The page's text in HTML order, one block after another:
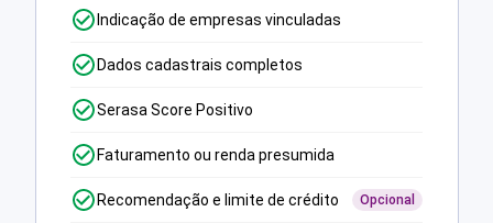
Indicação de empresas vinculadas
Dados cadastrais completos
Serasa Score Positivo
Faturamento ou renda presumida
Recomendação e limite de crédito Opcional